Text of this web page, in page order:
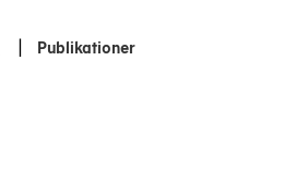
Publikationer